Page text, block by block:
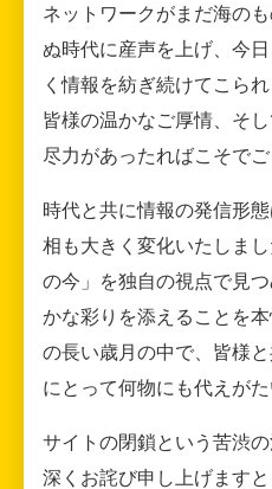
ネットワークがまだ海の
ぬ時代に産声を上げ、今
く情報を紡ぎ続けてこら
皆様の温かなご厚情、そ
尽力があったればこそでご
時代と共に情報の発信形
相も大きく変化いたしま
の今」を独自の視点で見
かな彩りを添えることを
の長い歳月の中で、皆様
にとって何物にも代えがた
サイトの閉鎖という苦渋
深くお詫び申し上げます